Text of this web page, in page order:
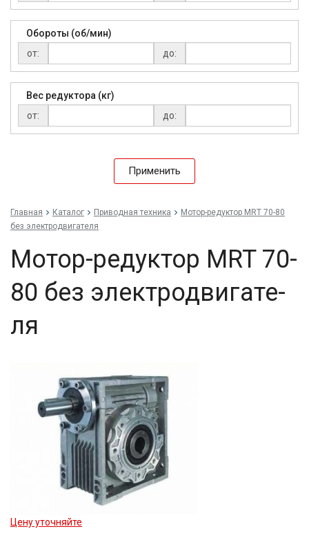
Обороты (об/мин)
от:
до:
Вес редуктора (кг)
от:
до:
Применить
Главная Каталог Приводная техника
Мо­тор-ре­дук­тор MRT 70-80
без элек­трод­ви­гате­ля
Мо­тор-ре­дук­тор MRT 70-
80 без элек­трод­ви­гате­
ля
Цену уточняйте